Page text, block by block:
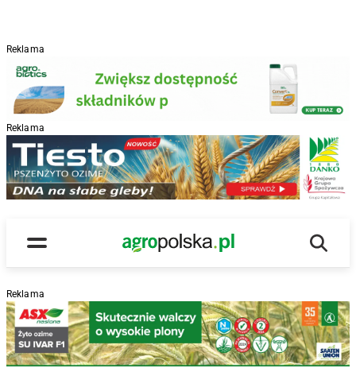
Reklama
Reklama
Menu
Main Logo
Reklama